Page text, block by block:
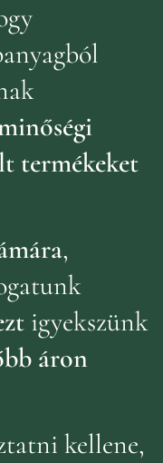
termékeket
,
igyekszünk
áron
kellene,